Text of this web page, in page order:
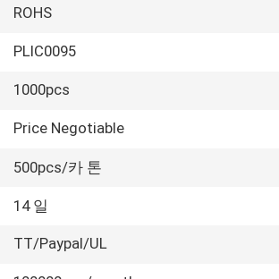
ROHS
PLIC0095
1000pcs
Price Negotiable
500pcs/카 톤
14 일
TT/Paypal/UL